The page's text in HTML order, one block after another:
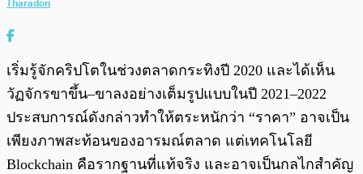
เริ่มรู้จักคริปโตในช่วงตลาดกระทิงปี 2020 และได้เห็น
วัฏจักรขาขึ้น–ขาลงอย่างเต็มรูปแบบในปี 2021–2022
ประสบการณ์ดังกล่าวทำให้ตระหนักว่า “ราคา” อาจเป็น
เพียงภาพสะท้อนของอารมณ์ตลาด แต่เทคโนโลยี
Blockchain คือรากฐานที่แท้จริง และอาจเป็นกลไกสำคัญ